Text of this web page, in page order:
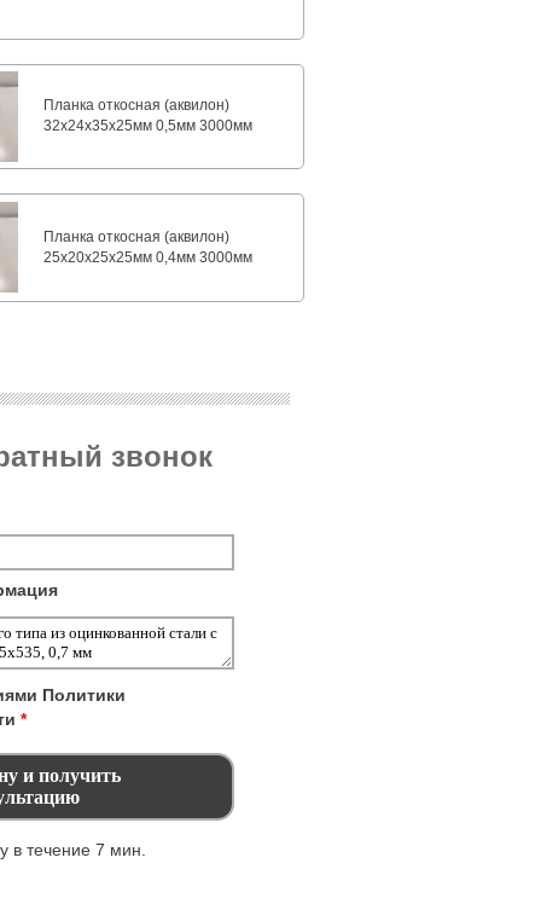
Планка откосная (аквилон)
32х24х35х25мм 0,5мм 3000мм
Планка откосная (аквилон)
25х20х25х25мм 0,4мм 3000мм
звонок
Политики
*
течение 7 мин.